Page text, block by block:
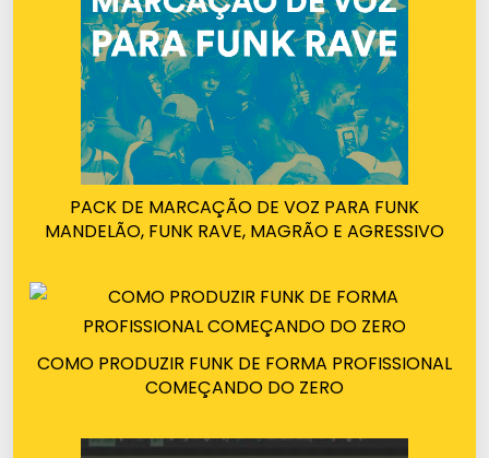
PACK DE MARCAÇÃO DE VOZ PARA FUNK
MANDELÃO, FUNK RAVE, MAGRÃO E AGRESSIVO
COMO PRODUZIR FUNK DE FORMA PROFISSIONAL
COMEÇANDO DO ZERO